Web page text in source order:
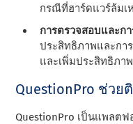
กรณีที่ฮาร์ดแวร์ล้มเ
การตรวจสอบและก
ประสิทธิภาพและกา
และเพิ่มประสิทธิภา
QuestionPro ช่วย
QuestionPro เป็นแพลต